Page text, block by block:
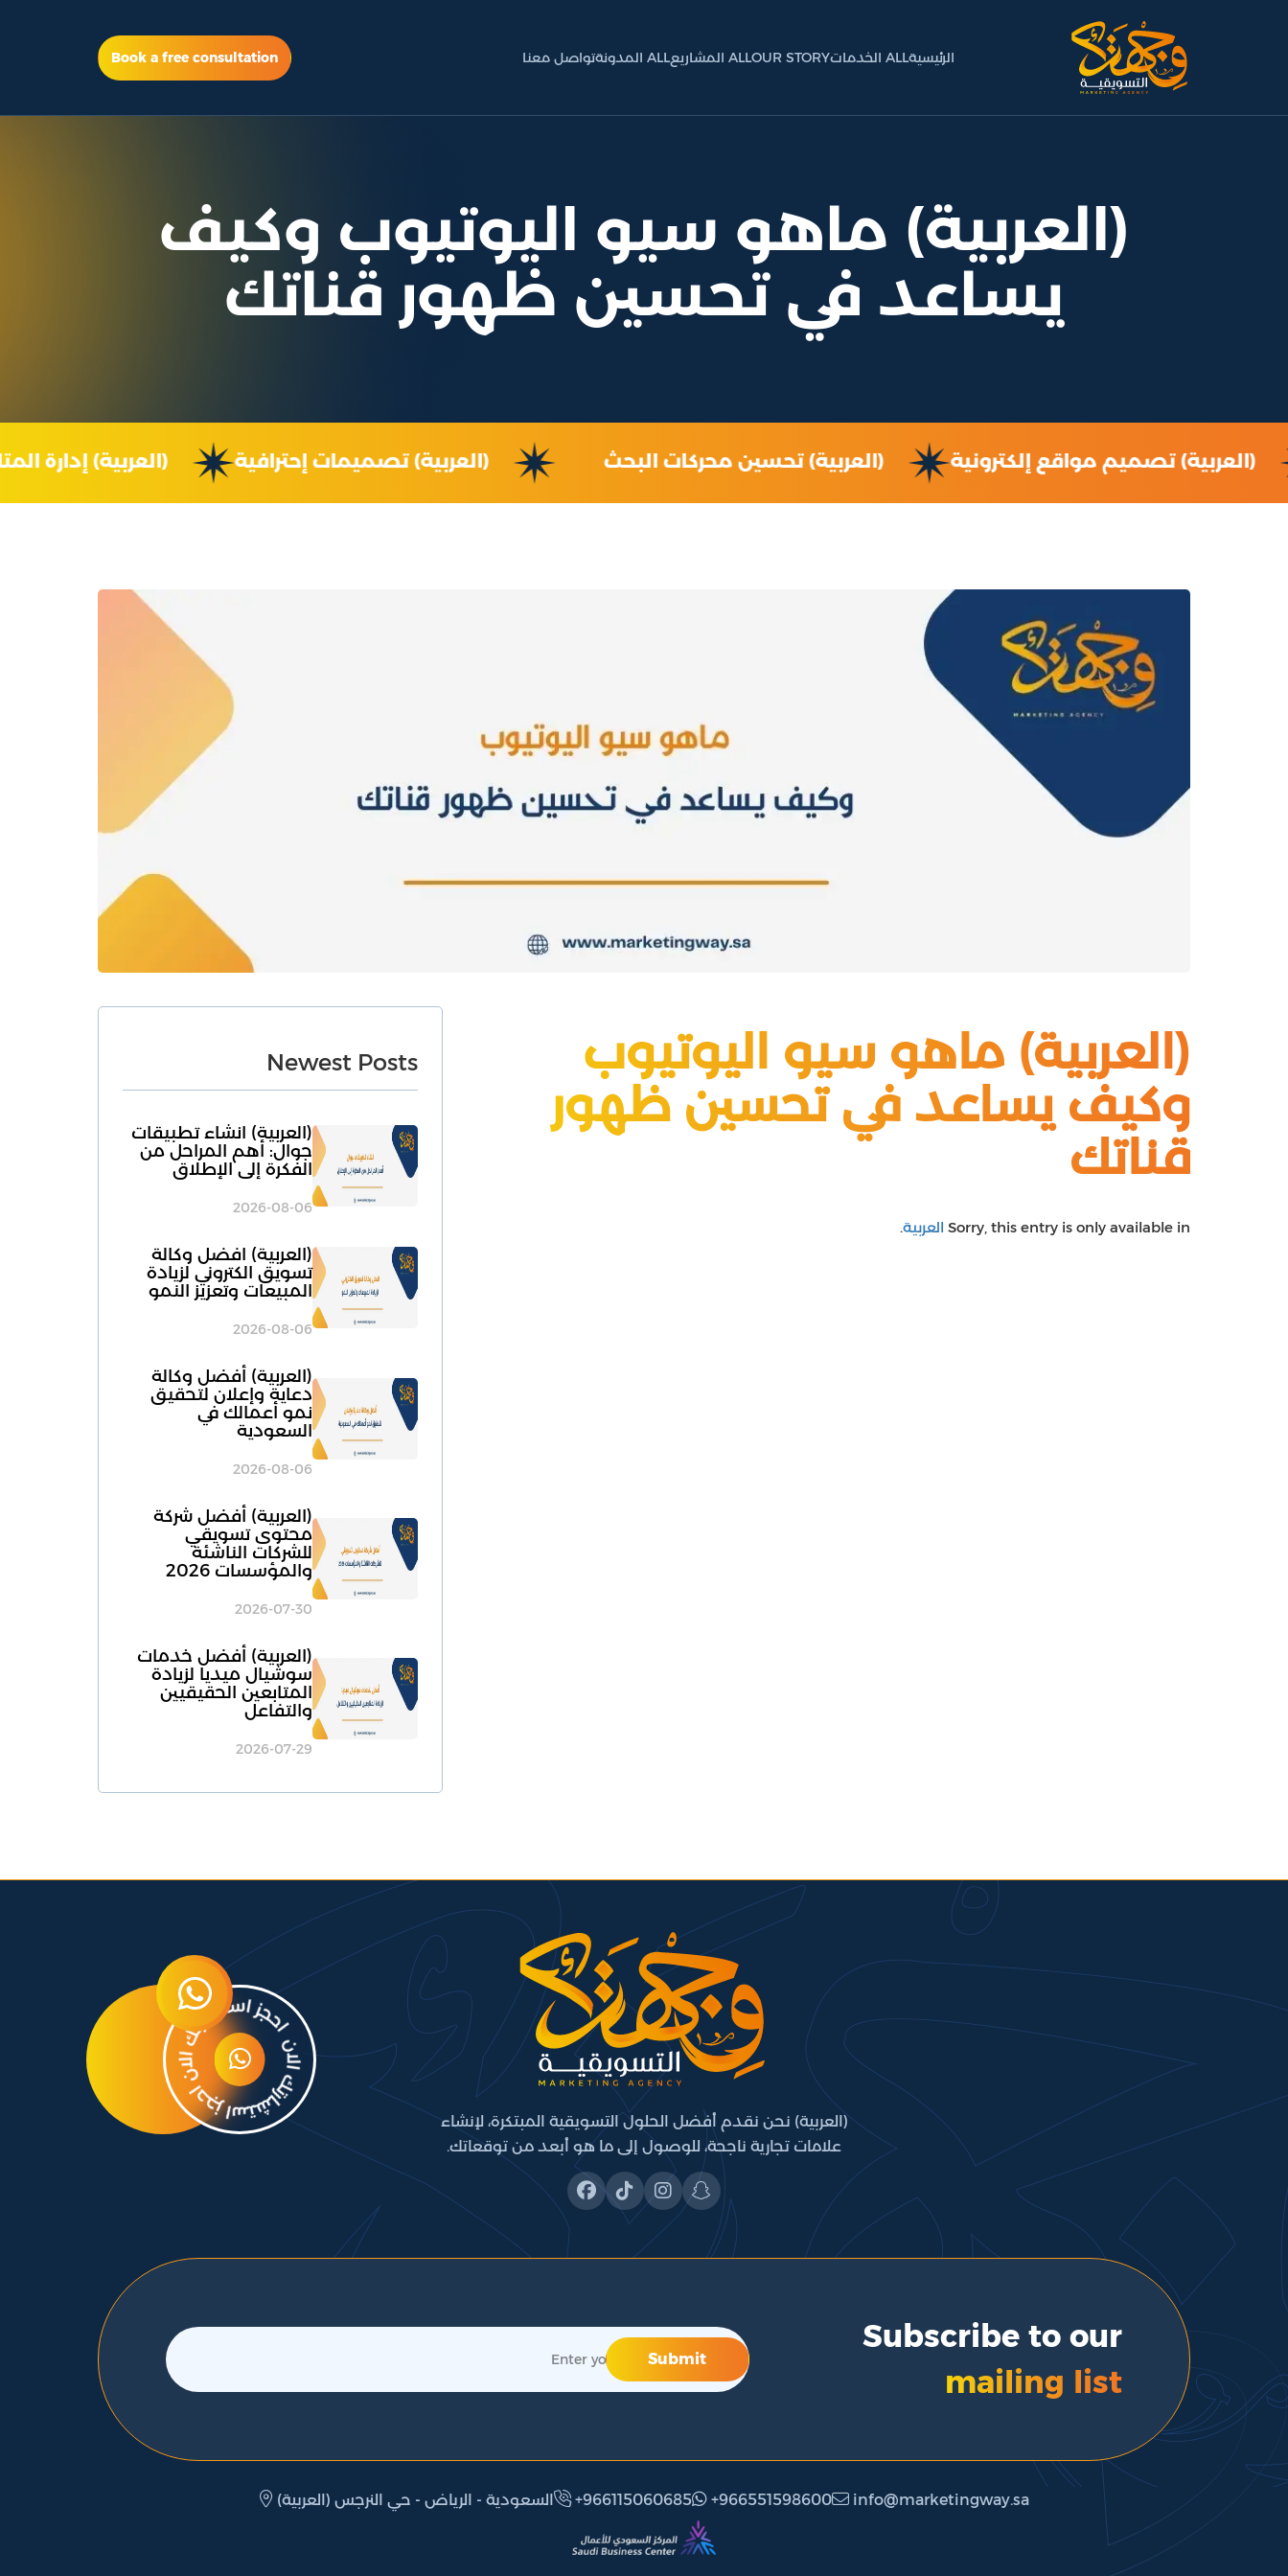
الرئيسيةALL الخدمات OUR STORYALL المشاريع ALL المدونة تواصل معنا Book a free consultation
(العربية) ماهو سيو اليوتيوب وكيف
يساعد في تحسين ظهور قناتك
(العربية) تصميم مواقع إلكترونية (العربية) تحسين محركات البحث (العربية) تصميمات إحترافية (العربية) إدارة
(العربية) ماهو سيو اليوتيوب
وكيف يساعد في تحسين ظهور
قناتك
Sorry, this entry is only available in العربية.
Newest Posts
(العربية) انشاء تطبيقات
جوال: أهم المراحل من
الفكرة إلى الإطلاق
2026-08-06
(العربية) افضل وكالة
تسويق الكتروني لزيادة
المبيعات وتعزيز النمو
2026-08-06
(العربية) أفضل وكالة
دعاية وإعلان لتحقيق
نمو أعمالك في
السعودية
2026-08-06
(العربية) أفضل شركة
محتوى تسويقي
للشركات الناشئة
والمؤسسات 2026
2026-07-30
(العربية) أفضل خدمات
سوشيال ميديا لزيادة
المتابعين الحقيقيين
والتفاعل
2026-07-29
(العربية) نحن نقدم أفضل الحلول التسويقية المبتكرة، لإنشاء
علامات تجارية ناجحة، للوصول إلى ما هو أبعد من توقعاتك.
Subscribe to our
mailing list
Submit
info@marketingway.sa
+966551598600
‎+966115060685 (العربية) السعودية - الرياض - حي النرجس